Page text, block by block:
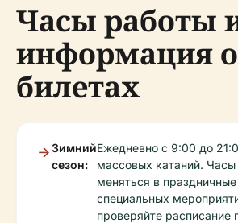
Часы работы
информация о
билетах
Зимний
сезон:
Ежедневно с 9:00 до
массовых катаний.
меняться в
специальных
проверяйте расписание